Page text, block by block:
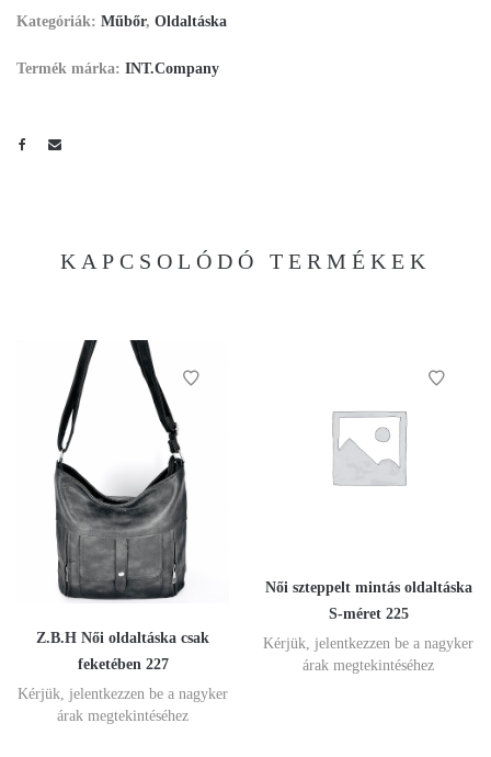
Kategóriák: Műbőr, Oldaltáska
Termék márka: INT.Company
KAPCSOLÓDÓ TERMÉKEK
Z.B.H Női oldaltáska csak
feketében 227
Kérjük, jelentkezzen be a nagyker
árak megtekintéséhez
Női szteppelt mintás oldaltáska
S-méret 225
Kérjük, jelentkezzen be a nagyker
árak megtekintéséhez